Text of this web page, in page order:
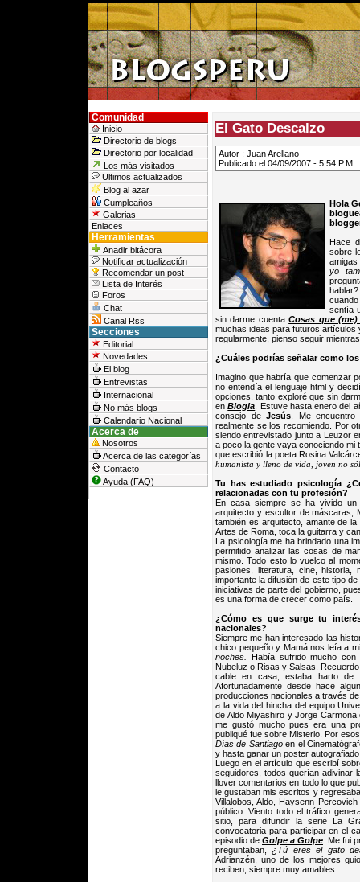
Comunidad
Inicio
Directorio de blogs
Directorio por localidad
Los más visitados
Ultimos actualizados
Blog al azar
Cumpleaños
Galerias
Enlaces
Herramientas
Anadir bitácora
Notificar actualización
Recomendar un post
Lista de Interés
Foros
Chat
Canal Rss
Secciones
Editorial
Novedades
El blog
Entrevistas
Internacional
No más blogs
Calendario Nacional
Acerca de
Nosotros
Acerca de las categorías
Contacto
Ayuda (FAQ)
El Gato Descalzo
Autor : Juan Arellano
Publicado el 04/09/2007 - 5:54 P.M.
Hola
Hace
sobre
amigas
yo
sentía
sin darme cuentaCosas que (me)
muchas ideas para futuros artículos
regularmente, pienso seguir
¿Cuáles podrías señalar como
Imagino que habría que comenzar
no entendía el lenguaje html y
opciones, tanto exploré que sin
enBlogia . Estuve hasta enero del
consejo deJesús . Me
realmente se los recomiendo. Por
siendo entrevistado junto a Leuzor
a poco la gente vaya conociendo
que escribió la poeta Rosina
humanista y lleno de vida, joven no
Tu has estudiado psicología
relacionadas con tu profesión?
En casa siempre se ha vivido un
arquitecto y escultor de máscaras,
también es arquitecto, amante de
Artes de Roma, toca la guitarra y
La psicología me ha brindado una
permitido analizar las cosas de
mismo. Todo esto lo vuelco al
pasiones, literatura, cine,
importante la difusión de este tipo
iniciativas de parte del gobierno,
es una forma de crecer como país.
¿Cómo es que surge tu
nacionales?
Siempre me han interesado las
chico pequeño y Mamá nos leía a
noches.
Había sufrido mucho
Nubeluz o Risas y Salsas.
cable en casa, estaba harto de
Afortunadamente desde hace
producciones nacionales a través
a la vida del hincha del equipo
de Aldo Miyashiro y Jorge
me gustó mucho pues era una
publiqué fue sobre Misterio. Por
Días de Santiagoen el
y hasta ganar un poster
Luego en el artículo que escribí
seguidores, todos querían adivinar
llover comentarios en todo lo que
le gustaban mis escritos y
Villalobos, Aldo, Haysenn
público. Viento todo el tráfico
sitio, para difundir la serie La
convocatoria para participar en el
episodio de Golpe a Golpe . Me fui
preguntaban,¿Tú eres el gato
Adrianzén, uno de los mejores
reciben, siempre muy amables.